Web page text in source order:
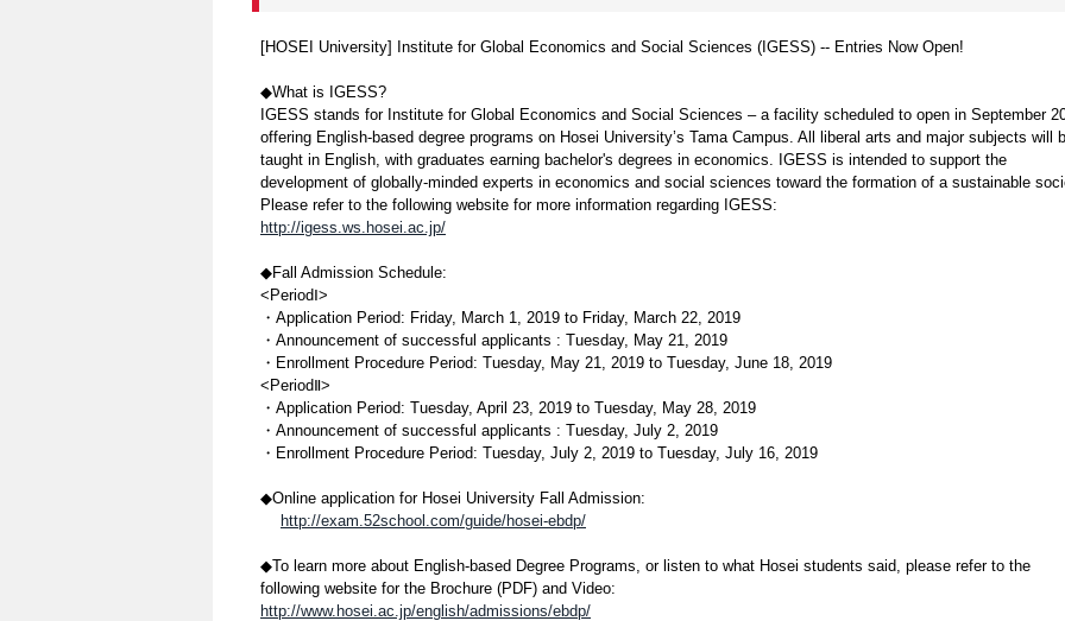
[HOSEI University] Institute for Global Economics and Social Sciences (IGESS) -- Entries Now Open!
◆What is IGESS?
IGESS stands for Institute for Global Economics and Social Sciences – a facility scheduled to open in September
offering English-based degree programs on Hosei University’s Tama Campus. All liberal arts and major subjects will
taught in English, with graduates earning bachelor's degrees in economics. IGESS is intended to support the
development of globally-minded experts in economics and social sciences toward the formation of a sustainable
Please refer to the following website for more information regarding IGESS:
http://igess.ws.hosei.ac.jp/
◆Fall Admission Schedule:
<PeriodⅠ>
・Application Period: Friday, March 1, 2019 to Friday, March 22, 2019
・Announcement of successful applicants : Tuesday, May 21, 2019
・Enrollment Procedure Period: Tuesday, May 21, 2019 to Tuesday, June 18, 2019
<PeriodⅡ>
・Application Period: Tuesday, April 23, 2019 to Tuesday, May 28, 2019
・Announcement of successful applicants : Tuesday, July 2, 2019
・Enrollment Procedure Period: Tuesday, July 2, 2019 to Tuesday, July 16, 2019
◆Online application for Hosei University Fall Admission:
http://exam.52school.com/guide/hosei-ebdp/
◆To learn more about English-based Degree Programs, or listen to what Hosei students said, please refer to the
following website for the Brochure (PDF) and Video:
http://www.hosei.ac.jp/english/admissions/ebdp/